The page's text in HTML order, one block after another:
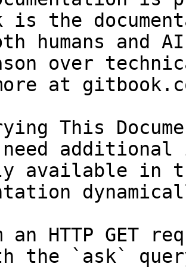
is the
humans and
over
at
This
available in
an HTTP GET
the `ask`